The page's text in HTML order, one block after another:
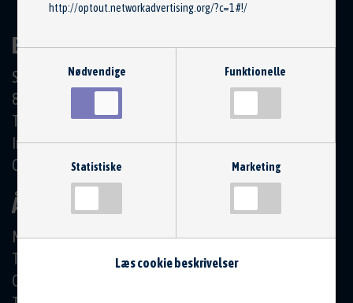
BILCENTRET HØRNING APS
Skanderborgvej 19
8362 Hørning
Tlf.: 86 92 11 00
Info@Bilcentret-Horning.dk
CVR: 39206374
ÅBNINGSTIDER
Mandag
07:30 - 16:00
Tirsdag
07:30 - 16:00
Onsdag
http://optout.networkadvertising.org/?c=1#!/
Nødvendige Funktionelle
Statistiske Marketing
Læs cookie beskrivelser